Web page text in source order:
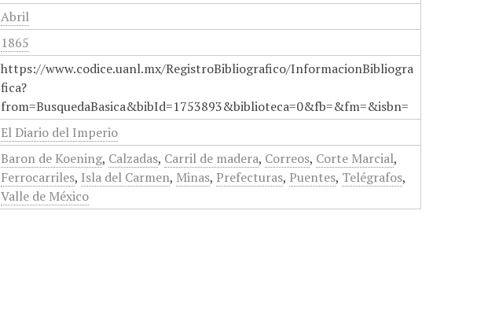
Abril
1865
https://www.codice.uanl.mx/RegistroBibliografico/InformacionBibliogra
fica?
from=BusquedaBasica&bibId=1753893&biblioteca=0&fb=&fm=&isbn=
El Diario del Imperio
Baron de Koening, Calzadas, Carril de madera, Correos, Corte Marcial,
Ferrocarriles, Isla del Carmen, Minas, Prefecturas, Puentes, Telégrafos,
Valle de México